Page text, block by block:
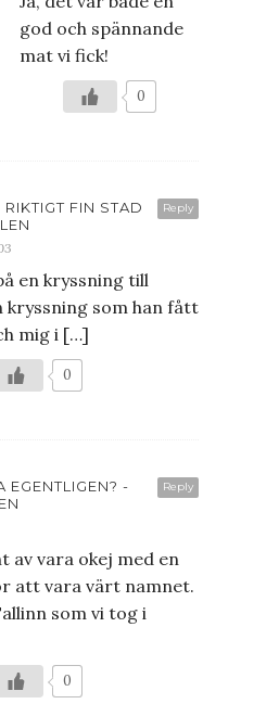
god och spännande
mat vi fick!
0
Reply
FIN STAD
en kryssning till
kryssning som han fått
mig i […]
0
Reply
EGENTLIGEN? -
av vara okej med en
att vara värt namnet.
som vi tog i
0